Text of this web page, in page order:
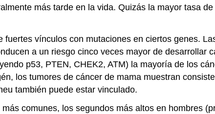
más tarde en la vida. Quizás la mayor tasa
vínculos con mutaciones en ciertos genes.
a un riesgo cinco veces mayor de desarrollar
p53, PTEN, CHEK2, ATM) la mayoría de los
los tumores de cáncer de mama muestran
también puede estar vinculado.
comunes, los segundos más altos en hombres